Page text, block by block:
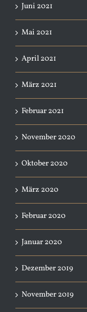
Juni 2021
Mai 2021
April 2021
März 2021
Februar 2021
November 2020
Oktober 2020
März 2020
Februar 2020
Januar 2020
Dezember 2019
November 2019